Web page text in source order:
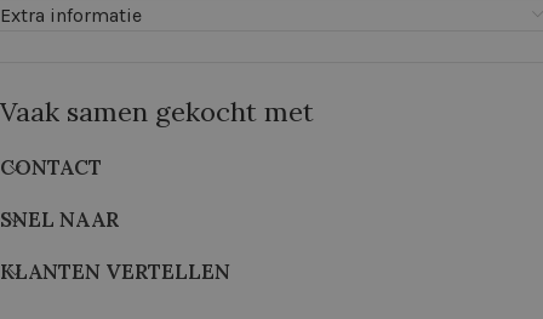
Extra informatie
Vaak samen gekocht met
CONTACT
SNEL NAAR
KLANTEN VERTELLEN